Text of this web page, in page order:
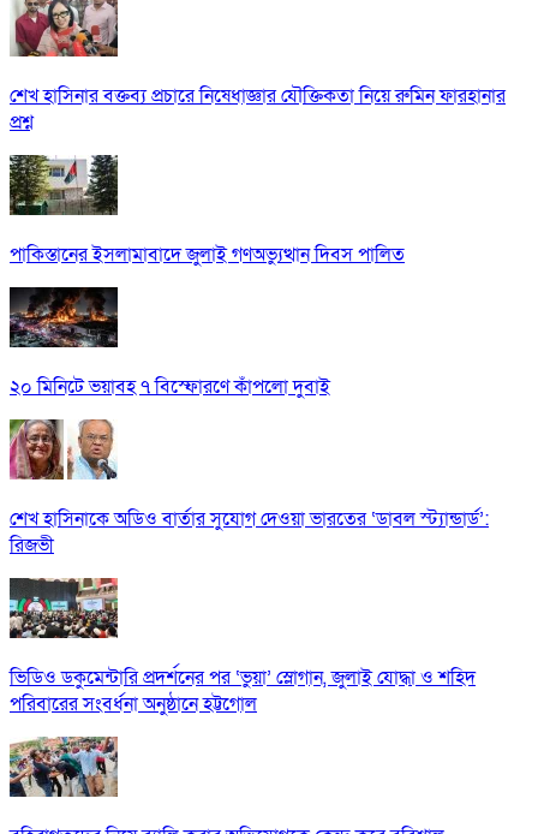
শেখ হাসিনার বক্তব্য প্রচারে নিষেধাজ্ঞার যৌক্তিকতা নিয়ে রুমিন ফারহানার
প্রশ্ন
পাকিস্তানের ইসলামাবাদে জুলাই গণঅভ্যুত্থান দিবস পালিত
২০ মিনিটে ভয়াবহ ৭ বিস্ফোরণে কাঁপলো দুবাই
শেখ হাসিনাকে অডিও বার্তার সুযোগ দেওয়া ভারতের ‘ডাবল স্ট্যান্ডার্ড’:
রিজভী
ভিডিও ডকুমেন্টারি প্রদর্শনের পর ‘ভুয়া’ স্লোগান, জুলাই যোদ্ধা ও শহিদ
পরিবারের সংবর্ধনা অনুষ্ঠানে হট্টগোল